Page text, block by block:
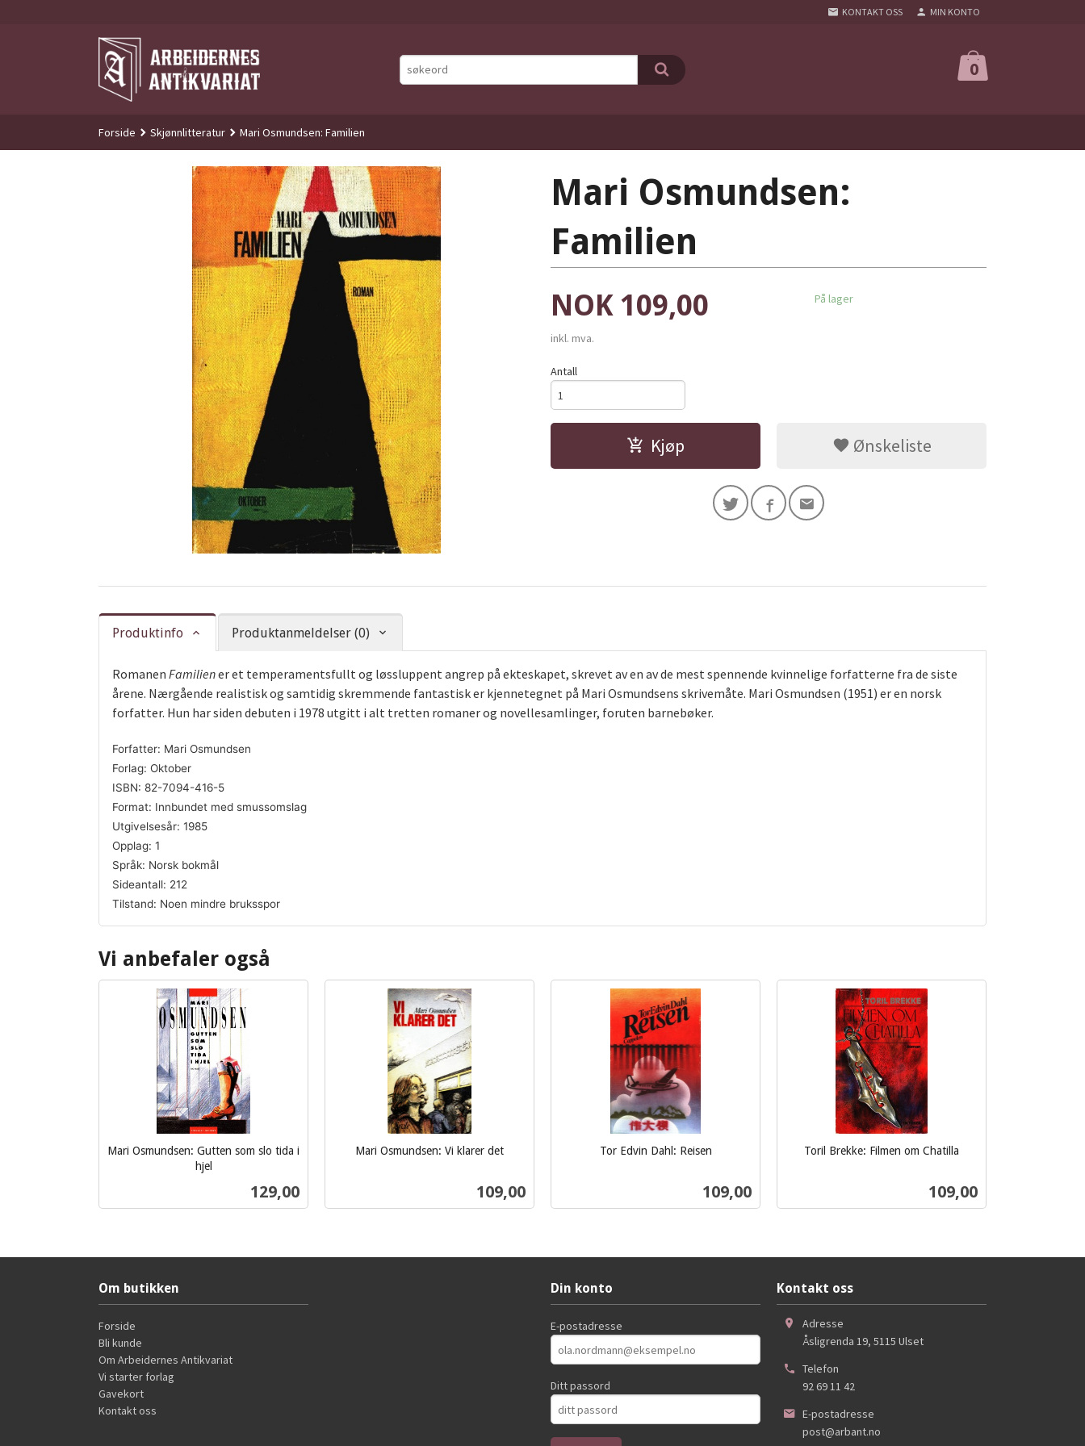
KONTAKT OSS MIN KONTO
0
Forside Skjønnlitteratur Mari Osmundsen: Familien
Mari Osmundsen:
Familien
Pris
NOK 109,00
inkl. mva.
På lager
Antall
Kjøp Ønskeliste
Produktinfo Produktanmeldelser (0)
Romanen Familiener et temperamentsfullt og løssluppent angrep på ekteskapet, skrevet av en av de mest spennende kvinnelige forfatterne fra de siste
årene. Nærgående realistisk og samtidig skremmende fantastisk er kjennetegnet på Mari Osmundsens skrivemåte. Mari Osmundsen (1951) er en norsk
forfatter. Hun har siden debuten i 1978 utgitt i alt tretten romaner og novellesamlinger, foruten barnebøker.
Forfatter: Mari Osmundsen
Forlag: Oktober
ISBN: 82-7094-416-5
Format: Innbundet med smussomslag
Utgivelsesår: 1985
Opplag: 1
Språk: Norsk bokmål
Sideantall: 212
Tilstand: Noen mindre bruksspor
Vi anbefaler også
Mari Osmundsen: Gutten som slo tida i
hjel
Pris
129,00
Mari Osmundsen: Vi klarer det
Pris
109,00
Tor Edvin Dahl: Reisen
Pris
109,00
Toril Brekke: Filmen om Chatilla
Pris
109,00
Om butikken
Forside
Bli kunde
Om Arbeidernes Antikvariat
Vi starter forlag
Gavekort
Kontakt oss
Din konto
E-postadresse
Ditt passord
Kontakt oss
Adresse
Åsligrenda 19, 5115 Ulset
Telefon
92 69 11 42
E-postadresse
post@arbant.no